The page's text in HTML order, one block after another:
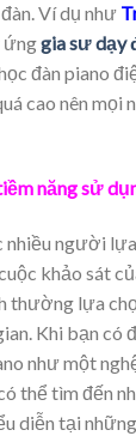
Ví dụ như
ứnggia sư dạy
đàn piano
cao nên mọi
năng sử
người
khảo sát
thường lựa
Khi bạn có
như một
thể tìm đến
diễn tại